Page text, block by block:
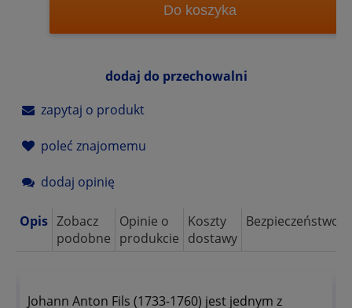
Do koszyka
dodaj do przechowalni
zapytaj o produkt
poleć znajomemu
dodaj opinię
Opis Zobacz
podobne
Opinie o
produkcie
Koszty
dostawy
Bezpieczeństwo
Johann Anton Fils (1733-1760) jest jednym z